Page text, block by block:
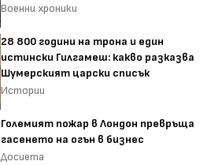
Военни хроники
28 800 години на трона и един
истински Гилгамеш: какво разказва
Шумерският царски списък
Истории
Големият пожар в Лондон превръща
гасенето на огън в бизнес
Досиета